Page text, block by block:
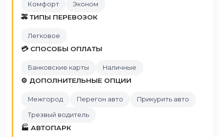
Комфорт Эконом
🚕 ТИПЫ ПЕРЕВОЗОК
Легковое
💳 СПОСОБЫ ОПЛАТЫ
Банковские карты Наличные
⚙️ ДОПОЛНИТЕЛЬНЫЕ ОПЦИИ
Межгород Перегон авто Прикурить авто
Трезвый водитель
🏭 АВТОПАРК